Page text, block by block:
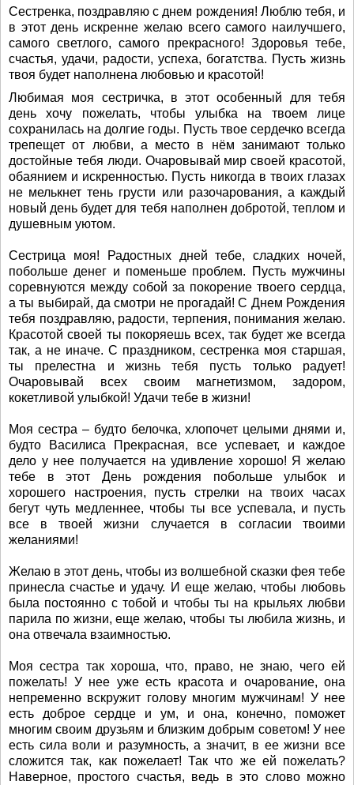
Сестренка, поздравляю с днем рождения! Люблю тебя, и
в этот день искренне желаю всего самого наилучшего,
самого светлого, самого прекрасного! Здоровья тебе,
счастья, удачи, радости, успеха, богатства. Пусть жизнь
твоя будет наполнена любовью и красотой!
Любимая моя сестричка, в этот особенный для тебя
день хочу пожелать, чтобы улыбка на твоем лице
сохранилась на долгие годы. Пусть твое сердечко всегда
трепещет от любви, а место в нём занимают только
достойные тебя люди. Очаровывай мир своей красотой,
обаянием и искренностью. Пусть никогда в твоих глазах
не мелькнет тень грусти или разочарования, а каждый
новый день будет для тебя наполнен добротой, теплом и
душевным уютом.
Сестрица моя! Радостных дней тебе, сладких ночей,
побольше денег и поменьше проблем. Пусть мужчины
соревнуются между собой за покорение твоего сердца,
а ты выбирай, да смотри не прогадай! С Днем Рождения
тебя поздравляю, радости, терпения, понимания желаю.
Красотой своей ты покоряешь всех, так будет же всегда
так, а не иначе. С праздником, сестренка моя старшая,
ты прелестна и жизнь тебя пусть только радует!
Очаровывай всех своим магнетизмом, задором,
кокетливой улыбкой! Удачи тебе в жизни!
Моя сестра – будто белочка, хлопочет целыми днями и,
будто Василиса Прекрасная, все успевает, и каждое
дело у нее получается на удивление хорошо! Я желаю
тебе в этот День рождения побольше улыбок и
хорошего настроения, пусть стрелки на твоих часах
бегут чуть медленнее, чтобы ты все успевала, и пусть
все в твоей жизни случается в согласии твоими
желаниями!
Желаю в этот день, чтобы из волшебной сказки фея тебе
принесла счастье и удачу. И еще желаю, чтобы любовь
была постоянно с тобой и чтобы ты на крыльях любви
парила по жизни, еще желаю, чтобы ты любила жизнь, и
она отвечала взаимностью.
Моя сестра так хороша, что, право, не знаю, чего ей
пожелать! У нее уже есть красота и очарование, она
непременно вскружит голову многим мужчинам! У нее
есть доброе сердце и ум, и она, конечно, поможет
многим своим друзьям и близким добрым советом! У нее
есть сила воли и разумность, а значит, в ее жизни все
сложится так, как пожелает! Так что же ей пожелать?
Наверное, простого счастья, ведь в это слово можно